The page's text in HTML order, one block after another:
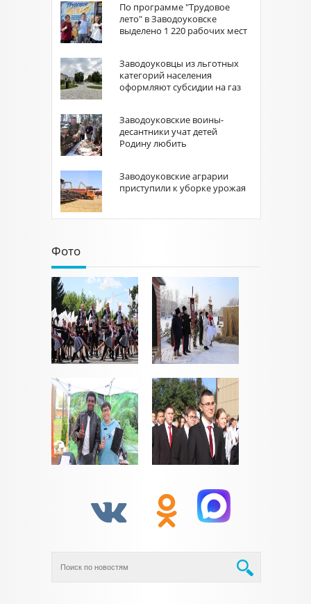
По программе "Трудовое
лето" в Заводоуковске
выделено 1 220 рабочих мест
Заводоуковцы из льготных
категорий населения
оформляют субсидии на газ
Заводоуковские воины-
десантники учат детей
Родину любить
Заводоуковские аграрии
приступили к уборке урожая
Фото